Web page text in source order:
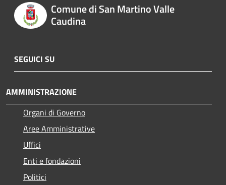
Comune di San Martino Valle
Caudina
SEGUICI SU
AMMINISTRAZIONE
Organi di Governo
Aree Amministrative
Uffici
Enti e fondazioni
Politici